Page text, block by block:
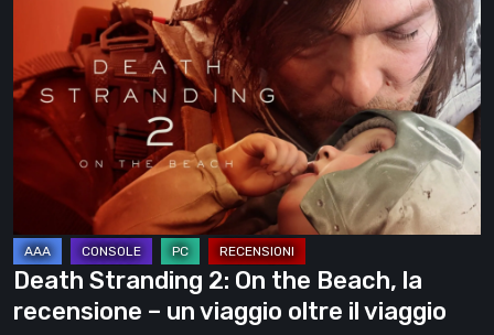
Stranding
On
the
Beach,
recensione
–
un
viaggio
oltre
Death Stranding 2: On the Beach, la
recensione – un viaggio oltre il viaggio